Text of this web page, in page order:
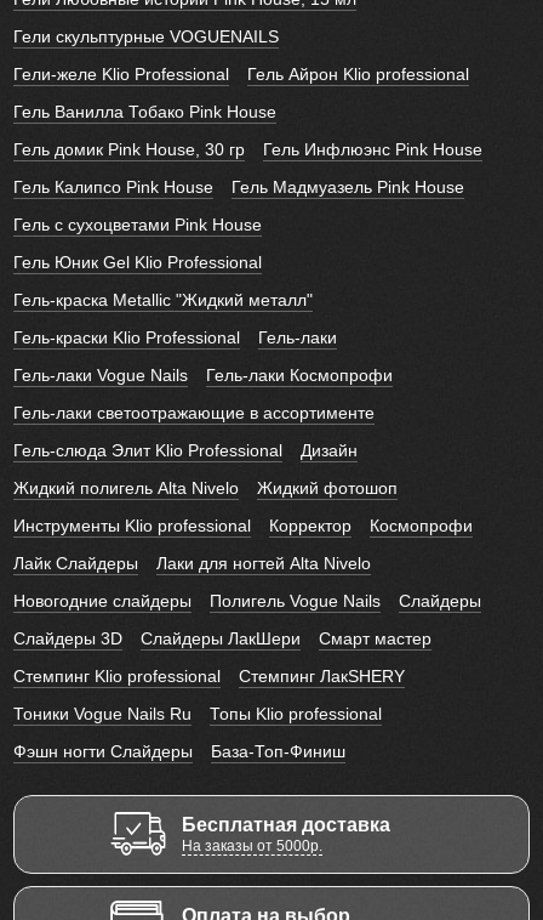
Гели скульптурные VOGUENAILS
Гели-желе Klio Professional
Гель Айрон Klio professional
Гель Ванилла Тобако Pink House
Гель домик Pink House, 30 гр
Гель Инфлюэнс Pink House
Гель Калипсо Pink House
Гель Мадмуазель Pink House
Гель с сухоцветами Pink House
Гель Юник Gel Klio Professional
Гель-краска Metallic "Жидкий металл"
Гель-краски Klio Professional
Гель-лаки
Гель-лаки Vogue Nails
Гель-лаки Космопрофи
Гель-лаки светоотражающие в ассортименте
Гель-слюда Элит Klio Professional
Дизайн
Жидкий полигель Alta Nivelo
Жидкий фотошоп
Инструменты Klio professional
Корректор
Космопрофи
Лайк Слайдеры
Лаки для ногтей Alta Nivelo
Новогодние слайдеры
Полигель Vogue Nails
Слайдеры
Слайдеры 3D
Слайдеры ЛакШери
Смарт мастер
Стемпинг Klio professional
Стемпинг ЛакSHERY
Тоники Vogue Nails Ru
Топы Klio professional
Фэшн ногти Слайдеры
База-Топ-Финиш
Бесплатная доставка
На заказы от 5000р.